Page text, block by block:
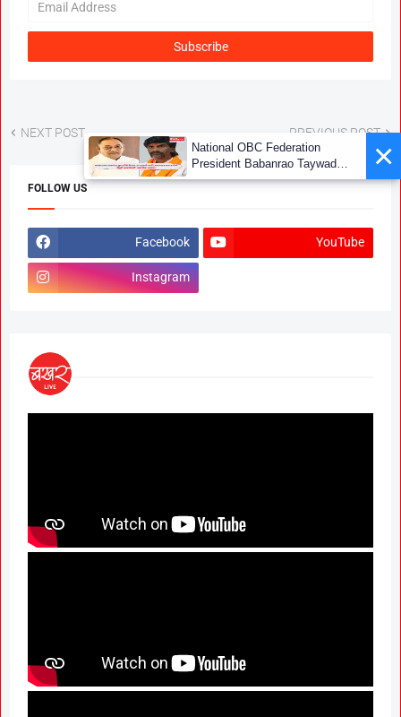
NEXT POST PREVIOUS POST
FOLLOW US
Facebook YouTube
Instagram
×
National OBC Federation
President Babanrao Taywade
Claims Only 27 Kunbi
GR; Alarming News for Mano